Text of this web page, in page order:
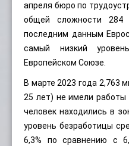
апреля бюро по
общей сложности 284
последним данным
самый низкий
Европейском Союзе.
В марте 2023 года 2,763
25 лет) не имели работы
человек находились в
уровень безработицы
6,3% по сравнению с